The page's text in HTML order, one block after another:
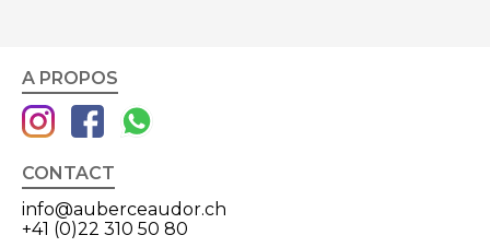
A PROPOS
CONTACT
info@auberceaudor.ch
+41 (0)22 310 50 80